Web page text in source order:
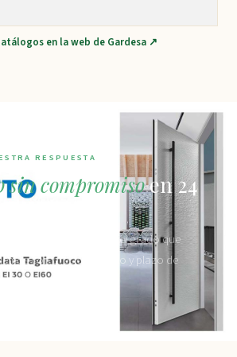
en la web de Gardesa ↗
RESPUESTA
sin compromisoen 24
el grosor del muro y el grado que
con precio, modelo y plazo de
horas.